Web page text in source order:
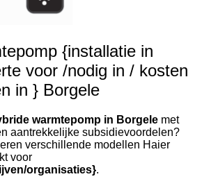
{installatie in
voor /nodig in / kosten
in } Borgele
warmtepomp in Borgele met
aantrekkelijke subsidievoordelen?
verschillende modellen Haier
voor
organisaties}.